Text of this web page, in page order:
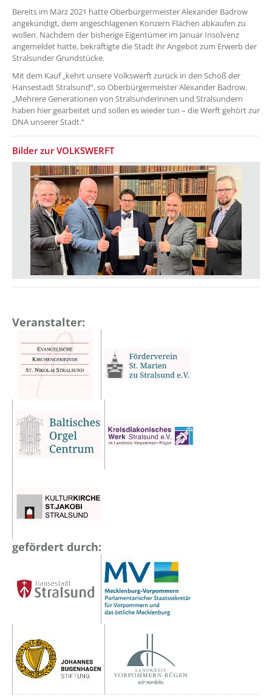
Bereits im März 2021 hatte Oberbürgermeister Alexander Badrow
angekündigt, dem angeschlagenen Konzern Flächen abkaufen zu
wollen. Nachdem der bisherige Eigentümer im Januar Insolvenz
angemeldet hatte, bekräftigte die Stadt ihr Angebot zum Erwerb der
Stralsunder Grundstücke.
Mit dem Kauf „kehrt unsere Volkswerft zurück in den Schoß der
Hansestadt Stralsund“, so Oberbürgermeister Alexander Badrow.
„Mehrere Generationen von Stralsunderinnen und Stralsundern
haben hier gearbeitet und sollen es wieder tun – die Werft gehört zur
DNA unserer Stadt.“
Bilder zur VOLKSWERFT
Veranstalter:
gefördert durch: